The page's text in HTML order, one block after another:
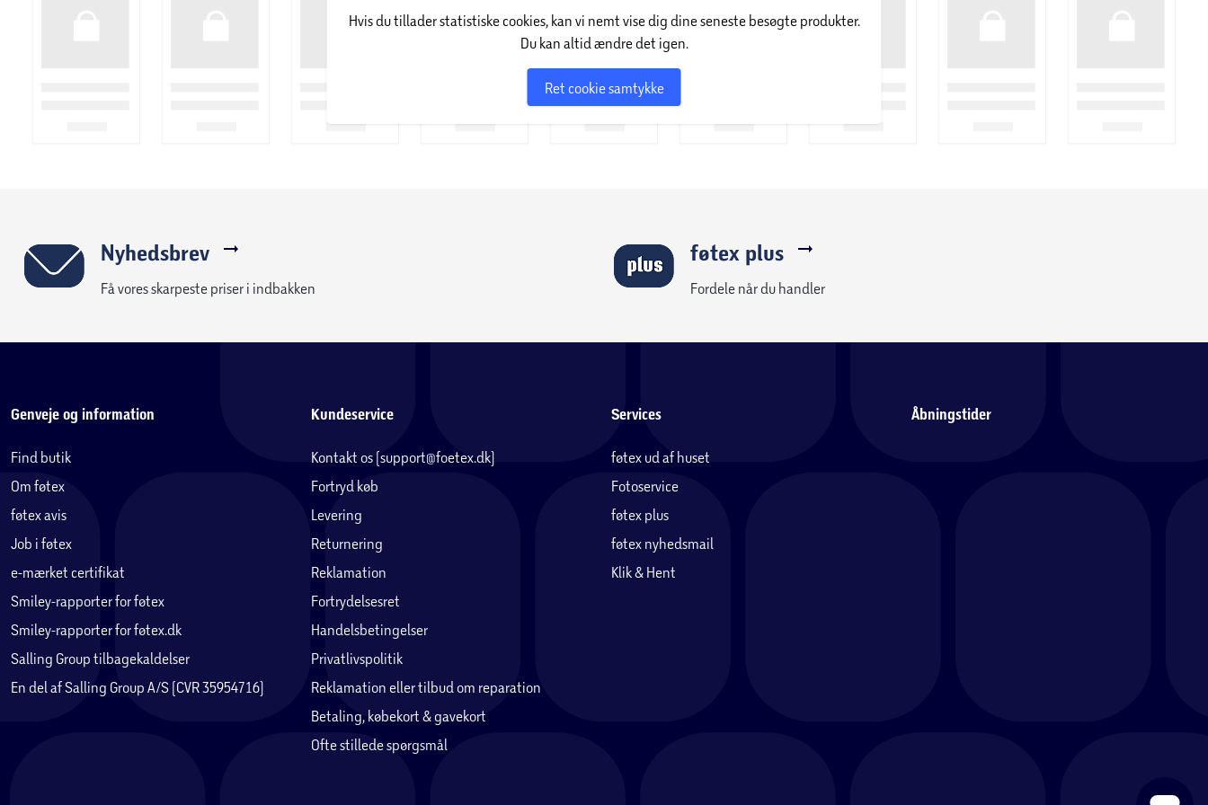
Hvis du tillader statistiske cookies, kan vi nemt vise dig dine seneste besøgte produkter.
Du kan altid ændre det igen.
Ret cookie samtykke
Nyhedsbrev
Få vores skarpeste priser i indbakken
føtex plus
Fordele når du handler
Genveje og information
Find butik
Om føtex
føtex avis
Job i føtex
e-mærket certifikat
Smiley-rapporter for føtex
Smiley-rapporter for føtex.dk
Salling Group tilbagekaldelser
En del af Salling Group A/S (CVR 35954716)
Kundeservice
Kontakt os (support@foetex.dk)
Fortryd køb
Levering
Returnering
Reklamation
Fortrydelsesret
Handelsbetingelser
Privatlivspolitik
Reklamation eller tilbud om reparation
Betaling, købekort & gavekort
Ofte stillede spørgsmål
Services
føtex ud af huset
Fotoservice
føtex plus
føtex nyhedsmail
Klik & Hent
Åbningstider